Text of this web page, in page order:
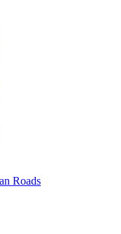
Roads